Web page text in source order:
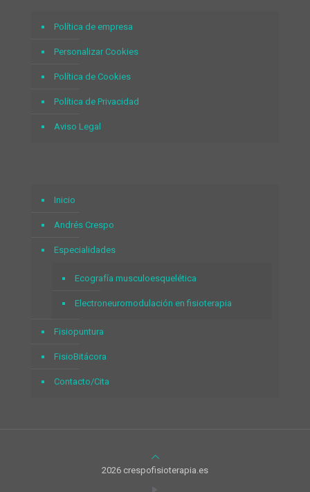
Política de empresa
Personalizar Cookies
Política de Cookies
Política de Privacidad
Aviso Legal
Inicio
Andrés Crespo
Especialidades
Ecografía musculoesquelética
Electroneuromodulación en fisioterapia
Fisiopuntura
FisioBitácora
Contacto/Cita
2026 crespofisioterapia.es